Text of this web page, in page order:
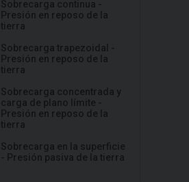
Sobrecarga continua -
Presión en reposo de la
tierra
Sobrecarga trapezoidal -
Presión en reposo de la
tierra
Sobrecarga concentrada y
carga de plano límite -
Presión en reposo de la
tierra
Sobrecarga en la superficie
- Presión pasiva de la tierra